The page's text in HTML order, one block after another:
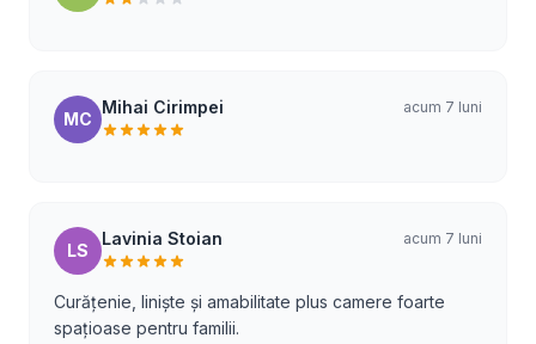
MC
Mihai Cirimpei acum 7 luni
LS
Lavinia Stoian acum 7 luni
Curățenie, liniște și amabilitate plus camere foarte
spațioase pentru familii.